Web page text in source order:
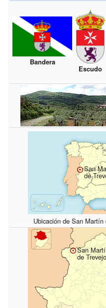
Bandera
Escudo
San
de
Ubicación de San
San
de Trevejo